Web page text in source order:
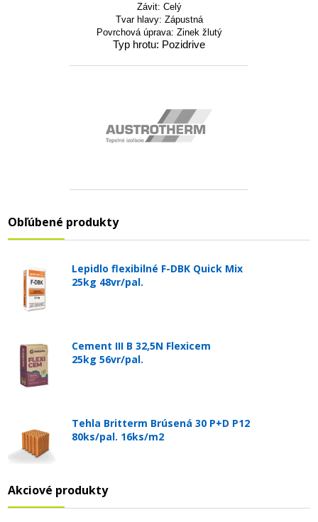
Závit: Celý
Tvar hlavy: Zápustná
Povrchová úprava: Zinek žlutý
Typ hrotu: Pozidrive
Obľúbené produkty
Lepidlo flexibilné F-DBK Quick Mix
25kg 48vr/pal.
Cement III B 32,5N Flexicem
25kg 56vr/pal.
Tehla Britterm Brúsená 30 P+D P12
80ks/pal. 16ks/m2
Akciové produkty